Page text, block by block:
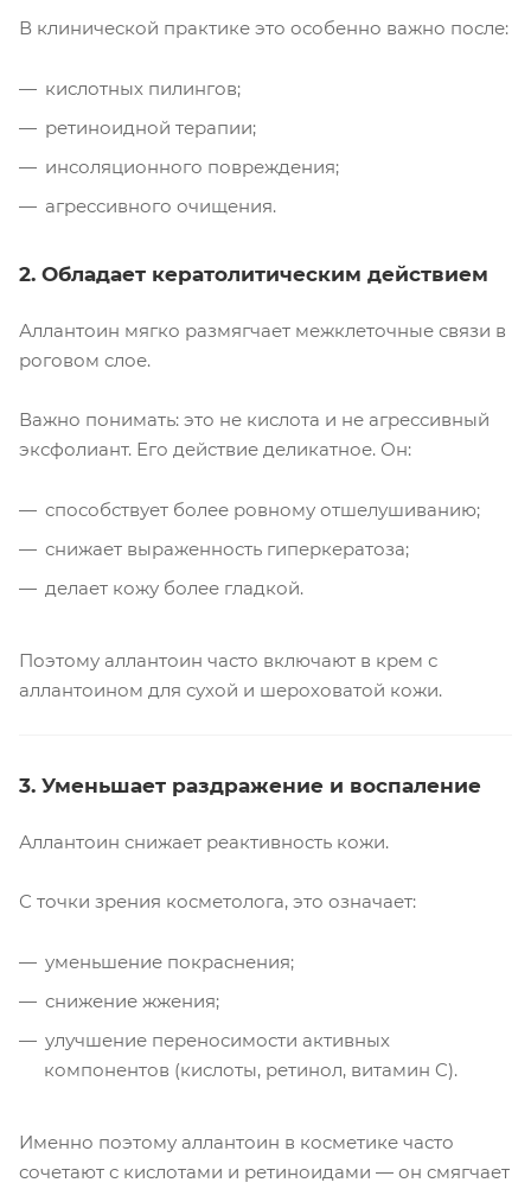
В клинической практике это особенно важно после:
кислотных пилингов;
ретиноидной терапии;
инсоляционного повреждения;
агрессивного очищения.
2. Обладает кератолитическим действием
Аллантоин мягко размягчает межклеточные связи в
роговом слое.
Важно понимать: это не кислота и не агрессивный
эксфолиант. Его действие деликатное. Он:
способствует более ровному отшелушиванию;
снижает выраженность гиперкератоза;
делает кожу более гладкой.
Поэтому аллантоин часто включают в крем с
аллантоином для сухой и шероховатой кожи.
3. Уменьшает раздражение и воспаление
Аллантоин снижает реактивность кожи.
С точки зрения косметолога, это означает:
уменьшение покраснения;
снижение жжения;
улучшение переносимости активных
компонентов (кислоты, ретинол, витамин C).
Именно поэтому аллантоин в косметике часто
сочетают с кислотами и ретиноидами — он смягчает